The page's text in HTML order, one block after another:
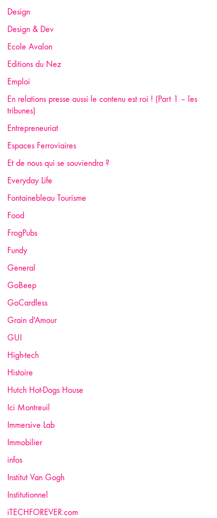
Design
Design & Dev
Ecole Avalon
Editions du Nez
Emploi
En relations presse aussi le contenu est roi ! (Part 1 – les
tribunes)
Entrepreneuriat
Espaces Ferroviaires
Et de nous qui se souviendra ?
Everyday Life
Fontainebleau Tourisme
Food
FrogPubs
Fundy
General
GoBeep
GoCardless
Grain d'Amour
GUI
High-tech
Histoire
Hutch Hot-Dogs House
Ici Montreuil
Immersive Lab
Immobilier
infos
Institut Van Gogh
Institutionnel
iTECHFOREVER.com